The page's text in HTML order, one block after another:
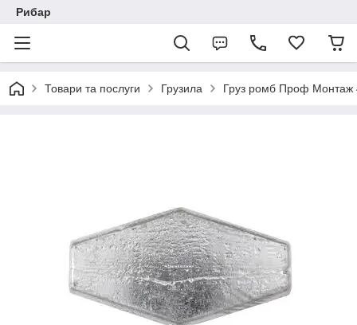
Рибар
Товари та послуги Грузила Груз ромб Проф Монтаж